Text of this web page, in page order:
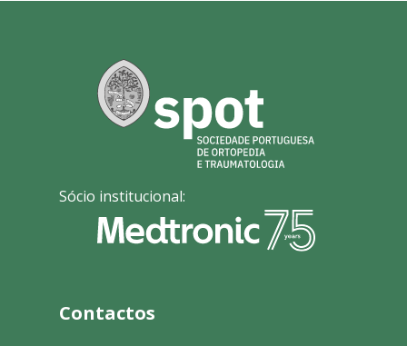
Sócio institucional:
Contactos